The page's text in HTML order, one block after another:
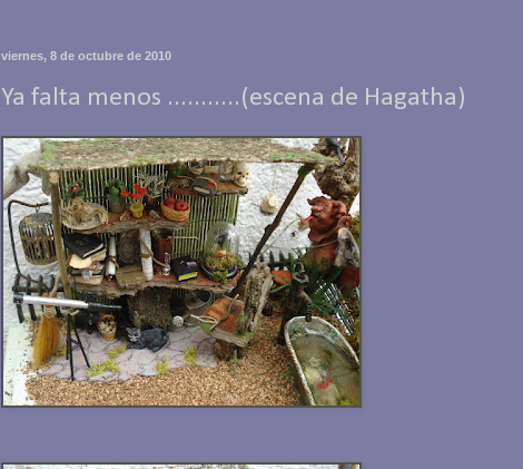
viernes, 8 de octubre de 2010
Ya falta menos ...........(escena de Hagatha)